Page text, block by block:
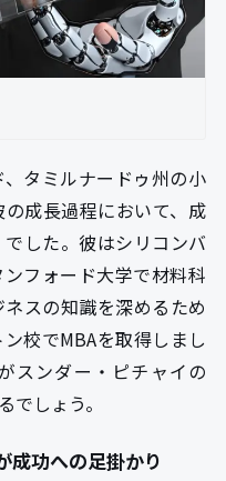
タミルナードゥ州の小
成長過程において、成
した。彼はシリコンバ
フォード大学で材料科
スの知識を深めるため
校でMBAを取得しまし
スンダー・ピチャイの
でしょう。
成功への足掛かり